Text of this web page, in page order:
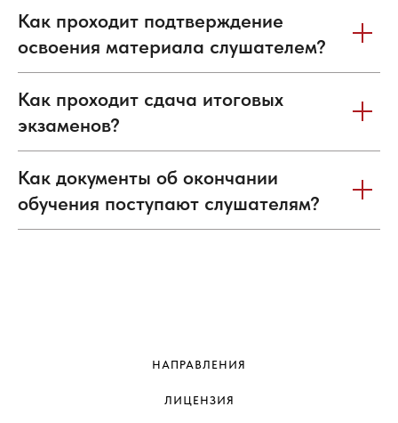
Как проходит подтверждение
освоения материала слушателем?
Как проходит сдача итоговых
экзаменов?
Как документы об окончании
обучения поступают слушателям?
НАПРАВЛЕНИЯ
ЛИЦЕНЗИЯ